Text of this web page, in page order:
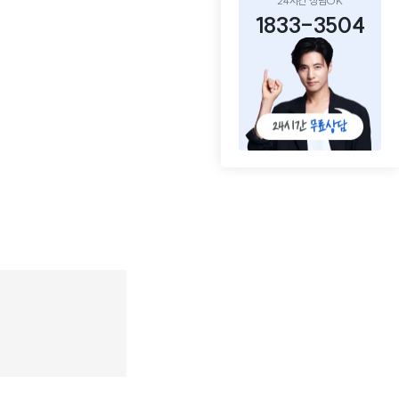
1833-3504